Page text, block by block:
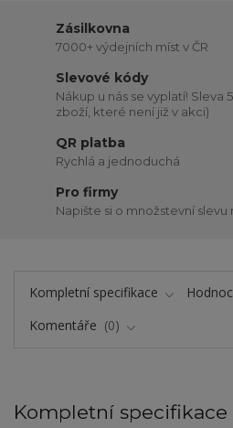
Zásilkovna
7000+ výdejních míst v ČR
Slevové kódy
Nákup u nás se vyplatí! Sleva
zboží, které není již v akci)
QR platba
Rychlá a jednoduchá
Pro firmy
Napište si o množstevní slevu
Kompletní specifikace
Komentáře
0
Kompletní specifikace